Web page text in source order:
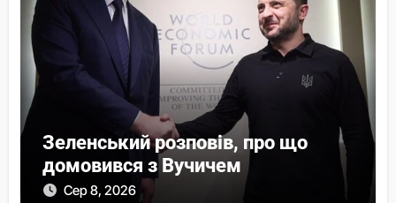
Зеленський розповів, про що
домовився з Вучичем
Сер 8, 2026